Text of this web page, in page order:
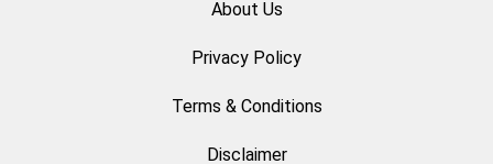
About Us
Privacy Policy
Terms & Conditions
Disclaimer